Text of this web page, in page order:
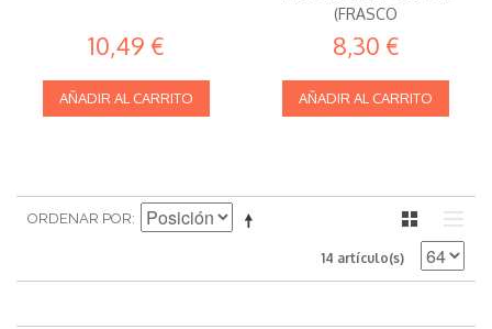
10,49 €
AÑADIR AL CARRITO
(FRASCO
8,30 €
AÑADIR AL CARRITO
ORDENAR POR
14 artículo(s)